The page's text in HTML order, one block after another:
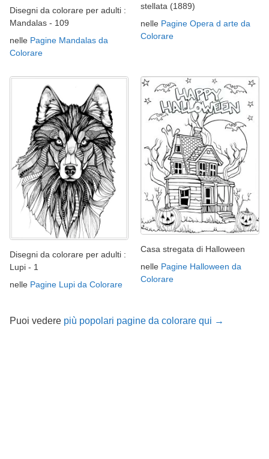
Disegni da colorare per adulti :
Mandalas - 109
nelle Pagine Mandalas da
Colorare
stellata (1889)
nelle Pagine Opera d arte da
Colorare
Disegni da colorare per adulti :
Lupi - 1
nelle Pagine Lupi da Colorare
Casa stregata di Halloween
nelle Pagine Halloween da
Colorare
Puoi vedere più popolari pagine da colorare qui →